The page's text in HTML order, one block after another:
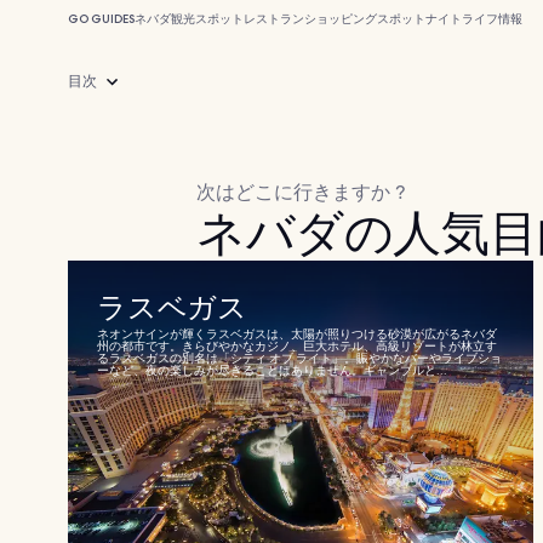
GO GUIDESネバダ観光スポット レストランショッピングスポットナイトライフ情報
目次
次はどこに行きますか ?
ネバダの人気
ラスベガス
ネオンサインが輝くラスベガスは、太陽が照りつける砂漠が広がるネバダ
州の都市です。きらびやかなカジノ、巨大ホテル、高級リゾートが林立す
るラスベガスの別名は「シティ オブ ライト」。賑やかなバーやライブショ
ーなど、夜の楽しみが尽きることはありません。ギャンブルと...